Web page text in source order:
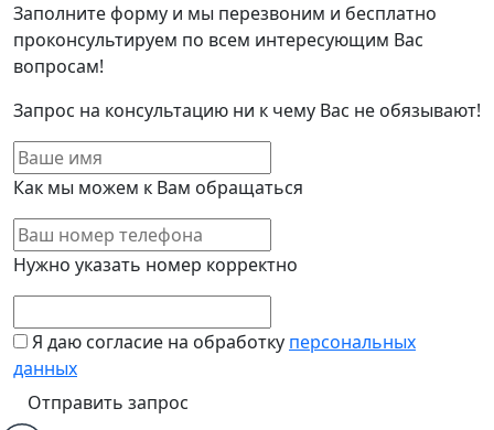
Заполните форму и мы перезвоним и бесплатно
проконсультируем по всем интересующим Вас
вопросам!
Запрос на консультацию ни к чему Вас не обязывают!
Как мы можем к Вам обращаться
Нужно указать номер корректно
Я даю согласие на обработку персональных
данных